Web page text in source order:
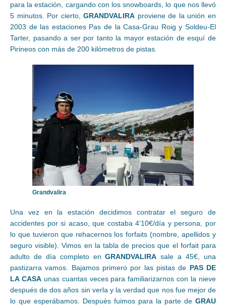
para la estación, cargando con los snowboards, lo que nos llevó
5 minutos. Por cierto,GRANDVALIRA proviene de la unión en
2003 de las estaciones Pas de la Casa-Grau Roig y Soldeu-El
Tarter, pasando a ser por tanto la mayor estación de esquí de
Pirineos con más de 200 kilómetros de pistas.
Grandvalira
Una vez en la estación decidimos contratar el seguro de
accidentes por si acaso, que costaba 4’10€/día y persona, por
lo que tuvieron que rehacernos los forfaits (nombre, apellidos y
seguro visible). Vimos en la tabla de precios que el forfait para
adulto de día completo enGRANDVALIRA sale a 45€, una
pastizarra vamos. Bajamos primero por las pistas de PAS DE
LA CASAunas cuantas veces para familiarizarnos con la nieve
después de dos años sin verla y la verdad que nos fue mejor de
lo que esperábamos. Después fuimos para la parte de GRAU